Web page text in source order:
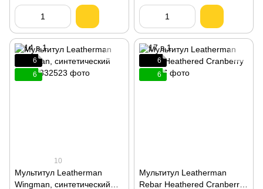
6
6
10
Мультитул Leatherman
Wingman, синтетический
6
6
Мультитул Leatherman
Rebar Heathered Cranberry